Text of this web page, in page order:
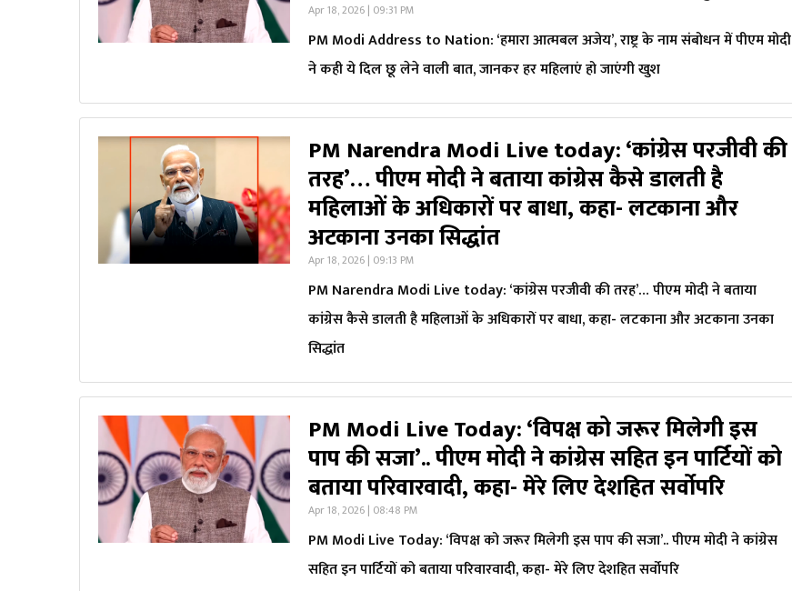
Apr 18, 2026 | 09:31 PM
PM Modi Address to Nation: ‘हमारा आत्मबल अजेय’, राष्ट्र के नाम संबोधन में पीएम मोदी
ने कही ये दिल छू लेने वाली बात, जानकर हर महिलाएं हो जाएंगी खुश
PM Narendra Modi Live today: ‘कांग्रेस परजीवी की
तरह’… पीएम मोदी ने बताया कांग्रेस कैसे डालती है
महिलाओं के अधिकारों पर बाधा, कहा- लटकाना और
अटकाना उनका सिद्धांत
Apr 18, 2026 | 09:13 PM
PM Narendra Modi Live today: ‘कांग्रेस परजीवी की तरह’… पीएम मोदी ने बताया
कांग्रेस कैसे डालती है महिलाओं के अधिकारों पर बाधा, कहा- लटकाना और अटकाना उनका
सिद्धांत
PM Modi Live Today: ‘विपक्ष को जरूर मिलेगी इस
पाप की सजा’.. पीएम मोदी ने कांग्रेस सहित इन पार्टियों को
बताया परिवारवादी, कहा- मेरे लिए देशहित सर्वोपरि
Apr 18, 2026 | 08:48 PM
PM Modi Live Today: ‘विपक्ष को जरूर मिलेगी इस पाप की सजा’.. पीएम मोदी ने कांग्रेस
सहित इन पार्टियों को बताया परिवारवादी, कहा- मेरे लिए देशहित सर्वोपरि